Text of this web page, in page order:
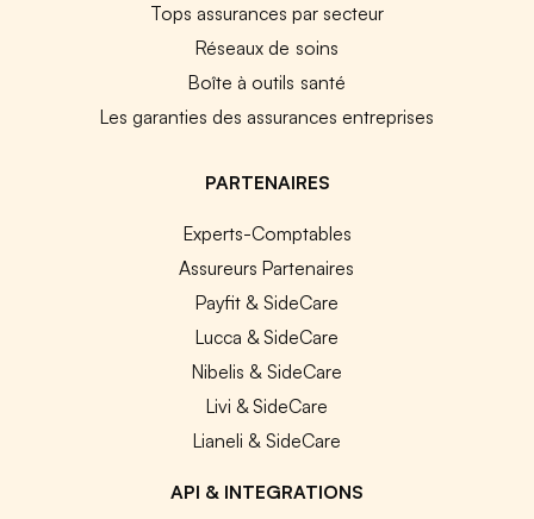
Tops assurances par secteur
Réseaux de soins
Boîte à outils santé
Les garanties des assurances entreprises
PARTENAIRES
Experts-Comptables
Assureurs Partenaires
Payfit & SideCare
Lucca & SideCare
Nibelis & SideCare
Livi & SideCare
Lianeli & SideCare
API & INTEGRATIONS